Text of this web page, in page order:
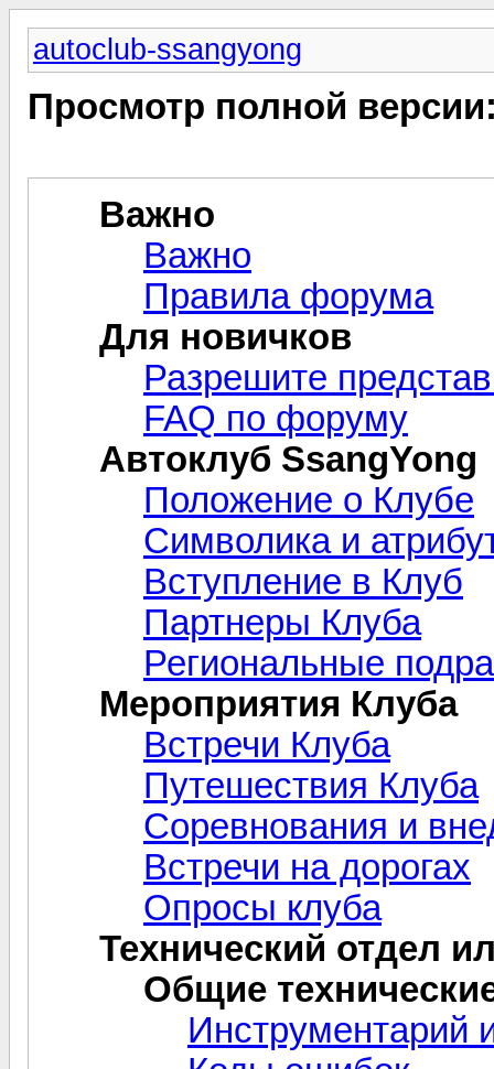
autoclub-ssangyong
Просмотр полной
Важно
Важно
Правила форума
Для новичков
Разрешите
FAQ по форуму
Автоклуб SsangYong
Положение о Клубе
Символика и
Вступление в Клуб
Партнеры Клуба
Региональные
Мероприятия Клуба
Встречи Клуба
Путешествия Клуба
Соревнования и
Встречи на дорогах
Опросы клуба
Технический отдел
Общие
Инструментарий